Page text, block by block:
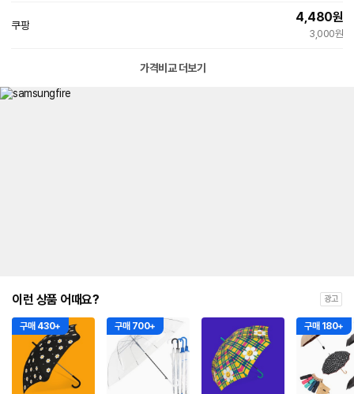
쿠팡
4,480원
3,000원
가격비교 더보기
이런 상품 어때요? 광고
구매 430+ 구매 700+ 구매 180+